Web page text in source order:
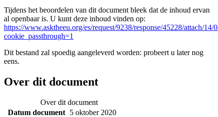
Tijdens het beoordelen van dit document bleek dat de inhoud ervan
al openbaar is. U kunt deze inhoud vinden op:
https://www.asktheeu.org/es/request/9238/response/45228/attach/
cookie_passthrough=1
Dit bestand zal spoedig aangeleverd worden: probeert u later nog
eens.
Over dit document
Over dit document
Datum document 5 oktober 2020